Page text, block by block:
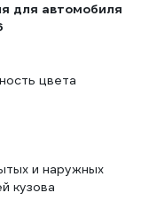
для автомобиля
цвета
и наружных
кузова